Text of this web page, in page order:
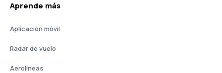
Aprende más
Aplicación móvil
Radar de vuelo
Aerolíneas